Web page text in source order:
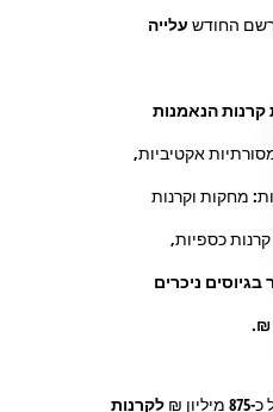
החודש עלייה
קרנות הנאמנות
אקטיביות,
מחקות וקרנות
כספיות,
ניכרים
כ-875 מיליון ₪ לקרנות